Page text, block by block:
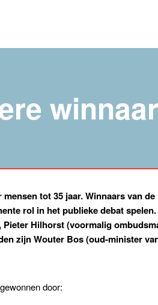
tot 35 jaar. Winnaars van
rol in het publieke debat
Hilhorst (voormalig
zijn Wouter Bos (oud-minister
door: